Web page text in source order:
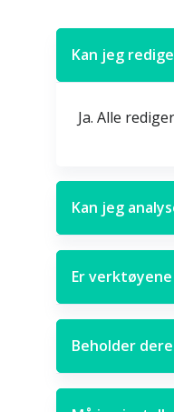
Kan jeg
Ja. Alle
Kan jeg
Er
Beholder